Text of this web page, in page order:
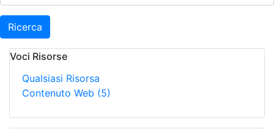
Ricerca
Voci Risorse
Qualsiasi Risorsa
Contenuto Web (5)